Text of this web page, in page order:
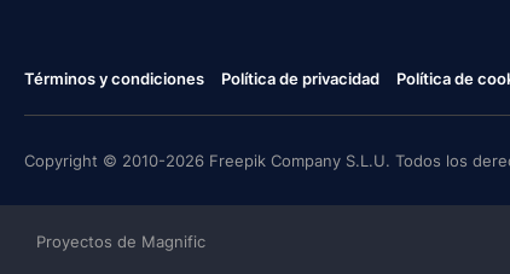
Términos y condiciones Política de privacidad Política de
Copyright © 2010-2026 Freepik Company S.L.U. Todos los
Proyectos de Magnific